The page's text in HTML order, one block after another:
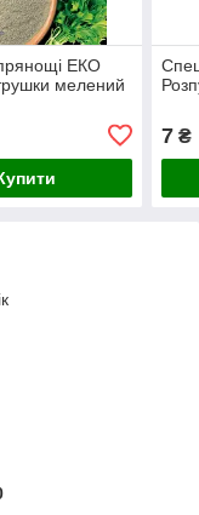
ЕКО
мелений
7 ₴